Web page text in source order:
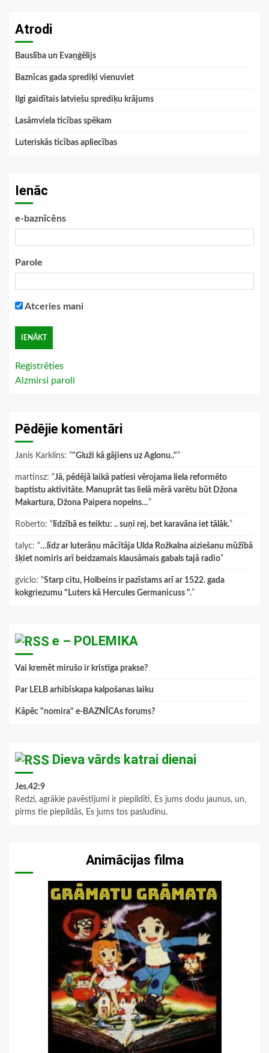
Atrodi
Bauslība un Evaņģēlijs
Baznīcas gada sprediķi vienuviet
Ilgi gaidītais latviešu sprediķu krājums
Lasāmviela ticības spēkam
Luteriskās ticības apliecības
Ienāc
e-baznīcēns
Parole
Atceries mani
Reģistrēties
Aizmirsi paroli
Pēdējie komentāri
Janis Karklins: “"Gluži kā gājiens uz Aglonu.."”
martinsz: “Jā, pēdējā laikā patiesi vērojama liela reformēto
baptistu aktivitāte. Manuprāt tas lielā mērā varētu būt Džona
Makartura, Džona Paipera nopelns…”
Roberto: “ līdzībā es teiktu: .. suņi rej, bet karavāna iet tālāk.”
talyc: “…līdz ar luterāņu mācītāja Ulda Rožkalna aiziešanu mūžībā
šķiet nomiris arī beidzamais klausāmais gabals tajā radio”
gviclo: “Starp citu, Holbeins ir pazīstams arī ar 1522. gada
kokgriezumu "Luters kā Hercules Germanicuss ".”
e – POLEMIKA
Vai kremēt mirušo ir kristīga prakse?
Par LELB arhibīskapa kalpošanas laiku
Kāpēc "nomira" e-BAZNĪCAs forums?
Dieva vārds katrai dienai
Jes.42:9
Redzi, agrākie pavēstījumi ir piepildīti, Es jums dodu jaunus, un,
pirms tie piepildās, Es jums tos pasludinu.
Animācijas filma